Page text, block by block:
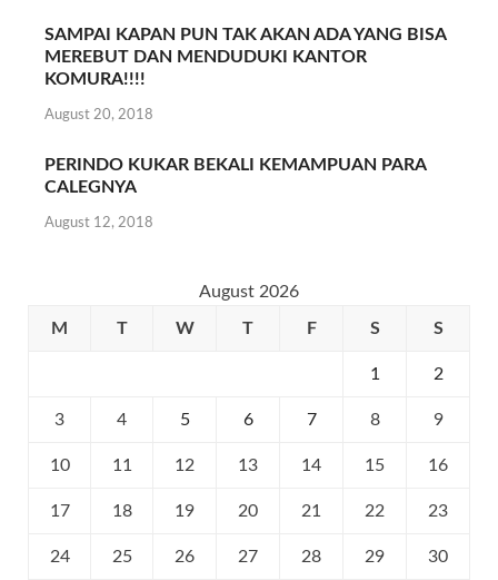
SAMPAI KAPAN PUN TAK AKAN ADA YANG BISA
MEREBUT DAN MENDUDUKI KANTOR
KOMURA!!!!
August 20, 2018
PERINDO KUKAR BEKALI KEMAMPUAN PARA
CALEGNYA
August 12, 2018
August 2026
M T W T F S S
1 2
3 4 5 6 7 8 9
10 11 12 13 14 15 16
17 18 19 20 21 22 23
24 25 26 27 28 29 30